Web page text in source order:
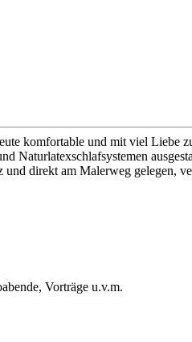
komfortable und mit viel Liebe
direkt am Malerweg gelegen,
Vorträge u.v.m.